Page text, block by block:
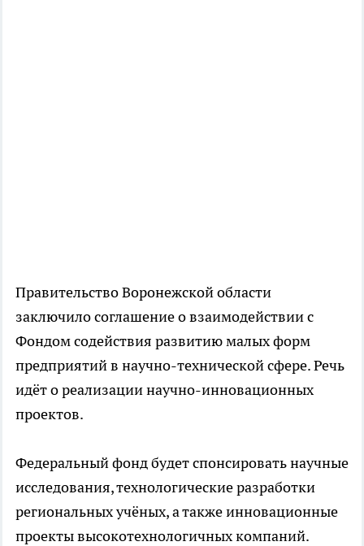
Правительство Воронежской области
заключило соглашение о взаимодействии с
Фондом содействия развитию малых форм
предприятий в научно-технической сфере. Речь
идёт о реализации научно-инновационных
проектов.
Федеральный фонд будет спонсировать научные
исследования, технологические разработки
региональных учёных, а также инновационные
проекты высокотехнологичных компаний.